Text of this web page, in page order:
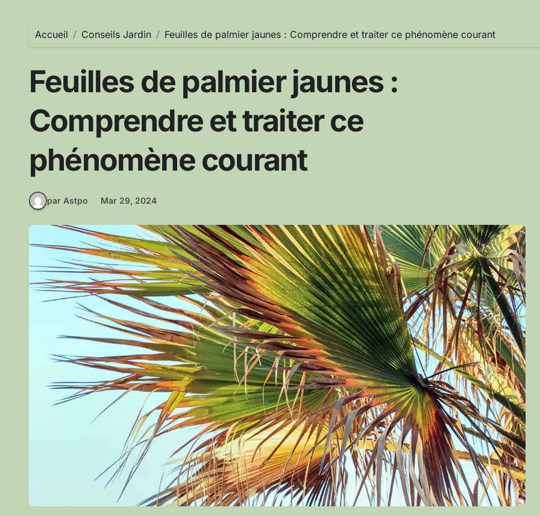
Accueil Conseils Jardin Feuilles de palmier jaunes : Comprendre et traiter ce phénomène courant
Feuilles de palmier jaunes :
Comprendre et traiter ce
phénomène courant
par Astpo Mar 29, 2024